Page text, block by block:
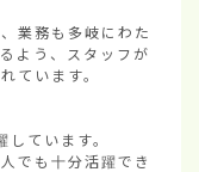
業務も多岐にわた
よう、スタッフが
ています。
ています。
でも十分活躍でき